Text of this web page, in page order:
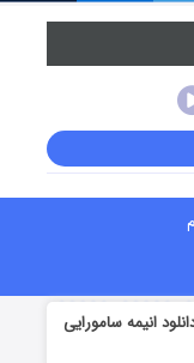
انیمه سامورایی